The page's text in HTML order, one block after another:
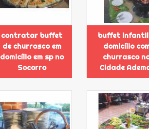
contratar buffet
de churrasco em
domicílio em sp no
Socorro
buffet
domicílio
churrasco
Cidade